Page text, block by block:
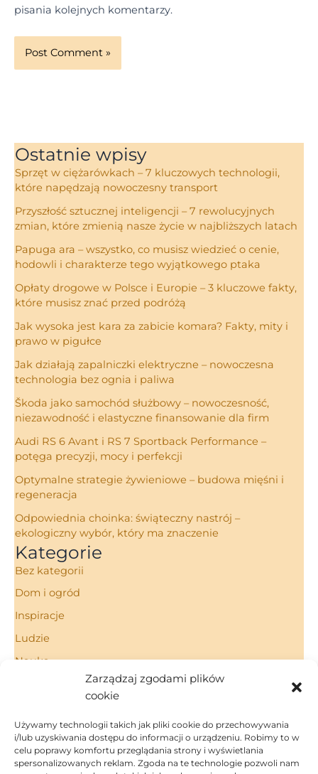
Zarządzaj zgodami plików
cookie
Używamy technologii takich jak pliki cookie do przechowywania
i/lub uzyskiwania dostępu do informacji o urządzeniu. Robimy to w
celu poprawy komfortu przeglądania strony i wyświetlania
spersonalizowanych reklam. Zgoda na te technologie pozwoli nam
pisania kolejnych komentarzy.
Ostatnie wpisy
Sprzęt w ciężarówkach – 7 kluczowych technologii,
które napędzają nowoczesny transport
Przyszłość sztucznej inteligencji – 7 rewolucyjnych
zmian, które zmienią nasze życie w najbliższych latach
Papuga ara – wszystko, co musisz wiedzieć o cenie,
hodowli i charakterze tego wyjątkowego ptaka
Opłaty drogowe w Polsce i Europie – 3 kluczowe fakty,
które musisz znać przed podróżą
Jak wysoka jest kara za zabicie komara? Fakty, mity i
prawo w pigułce
Jak działają zapalniczki elektryczne – nowoczesna
technologia bez ognia i paliwa
Škoda jako samochód służbowy – nowoczesność,
niezawodność i elastyczne finansowanie dla firm
Audi RS 6 Avant i RS 7 Sportback Performance –
potęga precyzji, mocy i perfekcji
Optymalne strategie żywieniowe – budowa mięśni i
regeneracja
Odpowiednia choinka: świąteczny nastrój –
ekologiczny wybór, który ma znaczenie
Kategorie
Bez kategorii
Dom i ogród
Inspiracje
Ludzie
Nauka
Strona Główna